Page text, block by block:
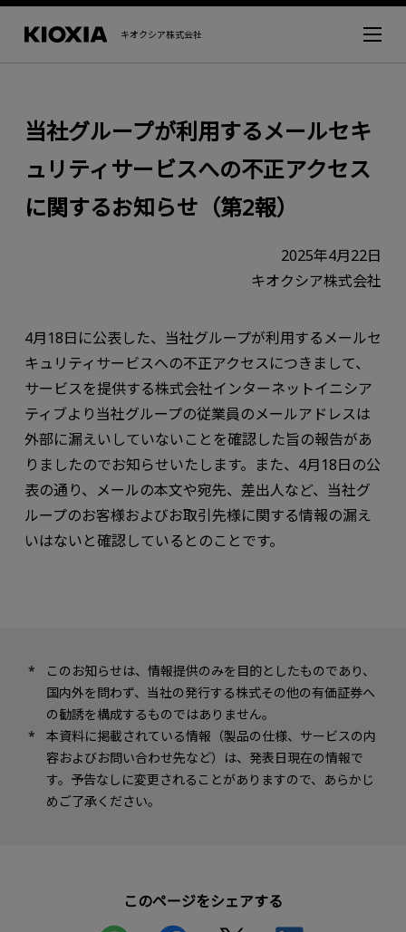
キオクシア株式会社
当社グループが利用するメールセキ
ュリティサービスへの不正アクセス
に関するお知らせ（第2報）
2025年4月22日
キオクシア株式会社
4月18日に公表した、当社グループが利用するメールセ
キュリティサービスへの不正アクセスにつきまして、
サービスを提供する株式会社インターネットイニシア
ティブより当社グループの従業員のメールアドレスは
外部に漏えいしていないことを確認した旨の報告があ
りましたのでお知らせいたします。また、4月18日の公
表の通り、メールの本文や宛先、差出人など、当社グ
ループのお客様およびお取引先様に関する情報の漏え
いはないと確認しているとのことです。
このお知らせは、情報提供のみを目的としたものであり、
国内外を問わず、当社の発行する株式その他の有価証券へ
の勧誘を構成するものではありません。
本資料に掲載されている情報（製品の仕様、サービスの内
容およびお問い合わせ先など）は、発表日現在の情報で
す。予告なしに変更されることがありますので、あらかじ
めご了承ください。
このページをシェアする